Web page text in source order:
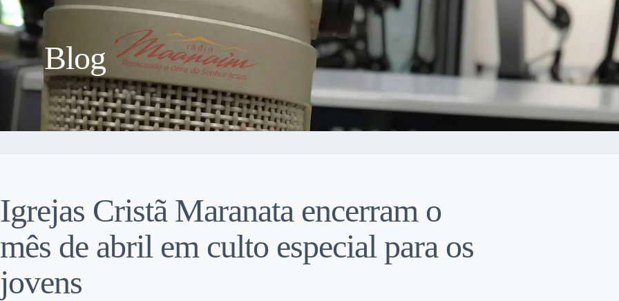
Blog
Igrejas Cristã Maranata encerram o
mês de abril em culto especial para os
jovens